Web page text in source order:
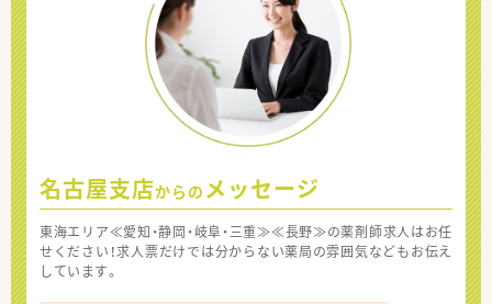
名古屋支店からの メッセージ
東海エリア≪愛知・静岡・岐阜・三重≫≪長野≫の薬剤師求人はお任
せください！求人票だけでは分からない薬局の雰囲気などもお伝え
しています。